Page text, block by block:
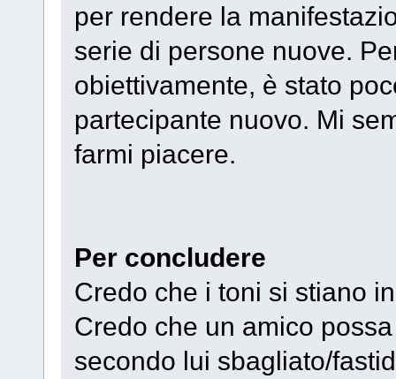
per rendere la
serie di persone nuove.
obiettivamente, è stato
partecipante nuovo. Mi
farmi piacere.
Per concludere
Credo che i toni si stiano
Credo che un amico
secondo lui sbagliato/